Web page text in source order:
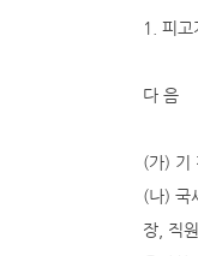
1. 피
다 음
(가) 기
(나) 국
장, 직